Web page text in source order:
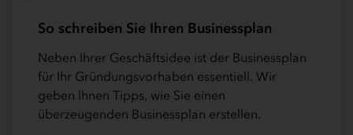
So schreiben Sie Ihren Businessplan
Neben Ihrer Geschäftsidee ist der Businessplan
für Ihr Gründungsvorhaben essentiell. Wir
geben Ihnen Tipps, wie Sie einen
überzeugenden Businessplan erstellen.